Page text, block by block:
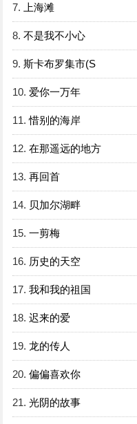
7. 上海滩
8. 不是我不小心
9. 斯卡布罗集市(S
10. 爱你一万年
11. 惜别的海岸
12. 在那遥远的地方
13. 再回首
14. 贝加尔湖畔
15. 一剪梅
16. 历史的天空
17. 我和我的祖国
18. 迟来的爱
19. 龙的传人
20. 偏偏喜欢你
21. 光阴的故事